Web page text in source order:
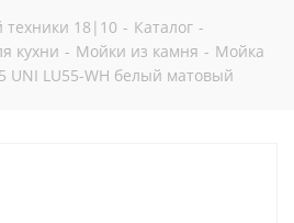
техники 18|10 - Каталог -
кухни - Мойки из камня - Мойка
UNI LU55-WH белый матовый